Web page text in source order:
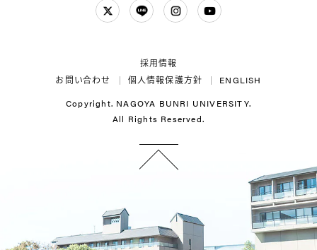
ENGLISH
個人情報保護方針
お問い合わせ
採用情報
Copyright. NAGOYA BUNRI UNIVERSITY.
All Rights Reserved.